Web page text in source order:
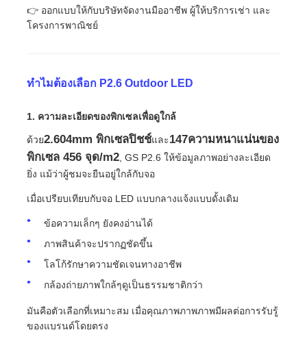
👉 ออกแบบให้กับบริษัทจัดงานมืออาชีพ ผู้ให้บริการเช่า และ
โครงการพาณิชย์
ทําไมต้องเลือก P2.6 Outdoor LED
1. ความละเอียดของพิกเซลเพื่อดูใกล้
ด้วย2.604mm พิกเซลปิชช์และ147ความหนาแน่นของ
พิกเซล 456 จุด/m2 , GS P2.6 ให้ข้อมูลภาพอย่างละเอียด
ยิ่ง แม้ว่าผู้ชมจะยืนอยู่ใกล้กับจอ
เมื่อเปรียบเทียบกับจอ LED แบบกลางแจ้งแบบดั้งเดิม
ข้อความเล็กๆ ยังคงอ่านได้
ภาพสินค้าจะปรากฏชัดขึ้น
โลโก้รักษาความชัดเจนทางอาชีพ
กล้องถ่ายภาพใกล้ๆดูเป็นธรรมชาติกว่า
มันคือตัวเลือกที่เหมาะสม เมื่อคุณภาพภาพภาพมีผลต่อการรับรู้
ของแบรนด์โดยตรง